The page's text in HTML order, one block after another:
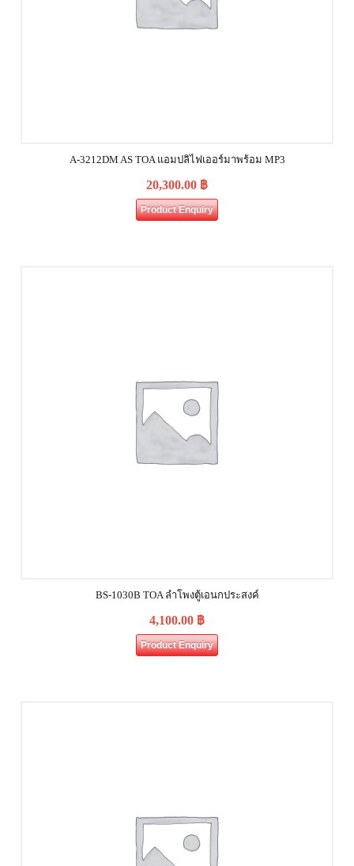
A-3212DM AS TOA แอมปลิไฟเออร์มาพร้อม MP3
20,300.00 ฿
Product Enquiry
BS-1030B TOA ลำโพงตู้เอนกประสงค์
4,100.00 ฿
Product Enquiry